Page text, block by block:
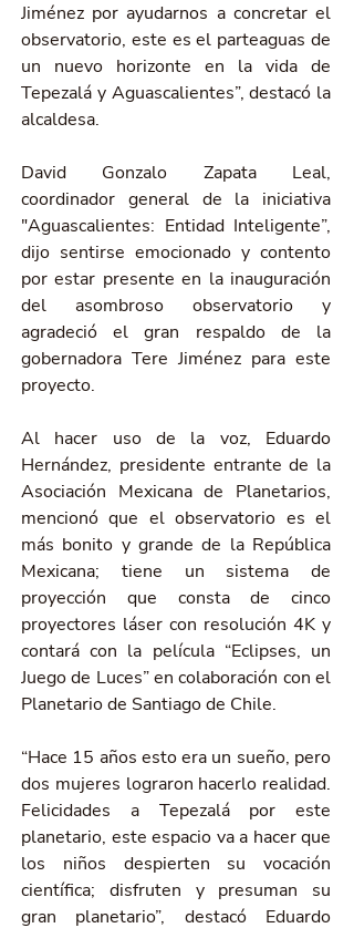
Jiménez por ayudarnos a concretar el
observatorio, este es el parteaguas de
un nuevo horizonte en la vida de
Tepezalá y Aguascalientes”, destacó la
alcaldesa.
David Gonzalo Zapata Leal,
coordinador general de la iniciativa
"Aguascalientes: Entidad Inteligente”,
dijo sentirse emocionado y contento
por estar presente en la inauguración
del asombroso observatorio y
agradeció el gran respaldo de la
gobernadora Tere Jiménez para este
proyecto.
Al hacer uso de la voz, Eduardo
Hernández, presidente entrante de la
Asociación Mexicana de Planetarios,
mencionó que el observatorio es el
más bonito y grande de la República
Mexicana; tiene un sistema de
proyección que consta de cinco
proyectores láser con resolución 4K y
contará con la película “Eclipses, un
Juego de Luces” en colaboración con el
Planetario de Santiago de Chile.
“Hace 15 años esto era un sueño, pero
dos mujeres lograron hacerlo realidad.
Felicidades a Tepezalá por este
planetario, este espacio va a hacer que
los niños despierten su vocación
científica; disfruten y presuman su
gran planetario”, destacó Eduardo